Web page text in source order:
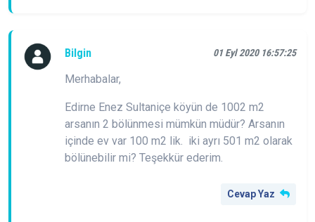
Bilgin 01 Eyl 2020 16:57:25
Merhabalar,
Edirne Enez Sultaniçe köyün de 1002 m2
arsanın 2 bölünmesi mümkün müdür? Arsanın
içinde ev var 100 m2 lik. iki ayrı 501 m2 olarak
bölünebilir mi? Teşekkür ederim.
Cevap Yaz